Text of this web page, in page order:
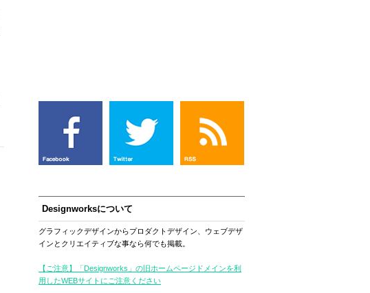
Designworksについて
グラフィックデザインからプロダクトデザイン、ウェブデザ
インとクリエイティブな事なら何でも掲載。
【ご注意】「Designworks」の旧ホームページドメインを利
用したWEBサイトにご注意ください